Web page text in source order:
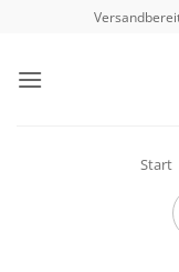
springen
Start